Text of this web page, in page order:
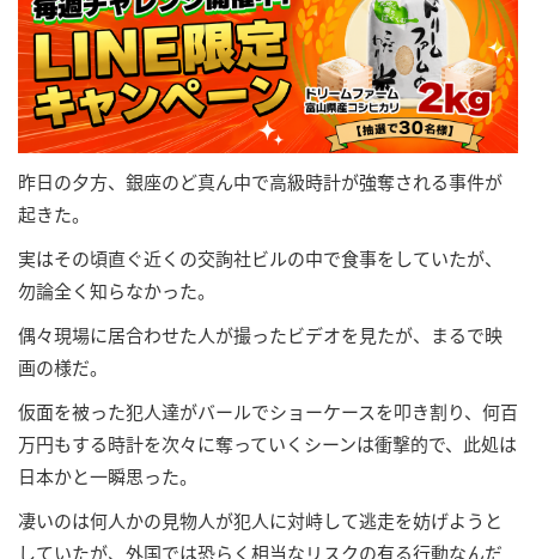
昨日の夕方、銀座のど真ん中で高級時計が強奪される事件が
起きた。
実はその頃直ぐ近くの交詢社ビルの中で食事をしていたが、
勿論全く知らなかった。
偶々現場に居合わせた人が撮ったビデオを見たが、まるで映
画の様だ。
仮面を被った犯人達がバールでショーケースを叩き割り、何百
万円もする時計を次々に奪っていくシーンは衝撃的で、此処は
日本かと一瞬思った。
凄いのは何人かの見物人が犯人に対峙して逃走を妨げようと
していたが、外国では恐らく相当なリスクの有る行動なんだ